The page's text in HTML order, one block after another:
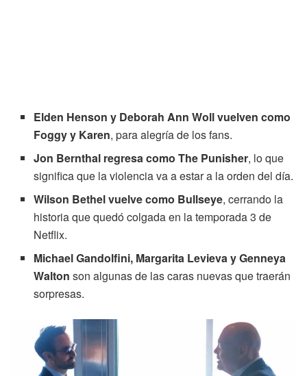
Elden Henson y Deborah Ann Woll vuelven como
Foggy y Karen, para alegría de los fans.
Jon Bernthal regresa como The Punisher, lo que
significa que la violencia va a estar a la orden del día.
Wilson Bethel vuelve como Bullseye, cerrando la
historia que quedó colgada en la temporada 3 de
Netflix.
Michael Gandolfini, Margarita Levieva y Genneya
Walton son algunas de las caras nuevas que traerán
sorpresas.